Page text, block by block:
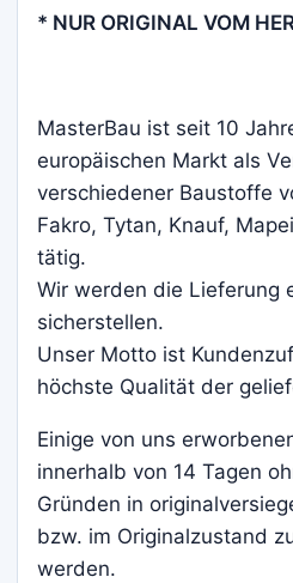
* NUR ORIGINAL VOM
MasterBau ist seit 10
europäischen Markt als
verschiedener Baustoffe
Fakro, Tytan, Knauf,
tätig.
Wir werden die Lieferung
sicherstellen.
Unser Motto ist
höchste Qualität der
Einige von uns
innerhalb von 14 Tagen
Gründen in
bzw. im Originalzustand
werden.